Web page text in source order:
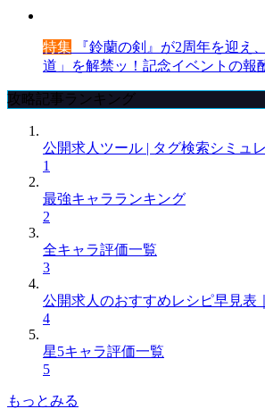
特集 『鈴蘭の剣』が2周年を迎え
道」を解禁ッ！記念イベントの報
攻略記事ランキング
公開求人ツール | タグ検索シミュ
1
最強キャラランキング
2
全キャラ評価一覧
3
公開求人のおすすめレシピ早見表
4
星5キャラ評価一覧
5
もっとみる